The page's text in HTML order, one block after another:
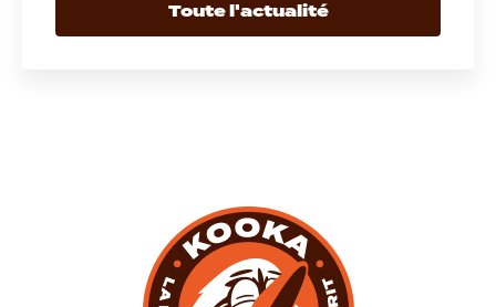
Toute l'actualité